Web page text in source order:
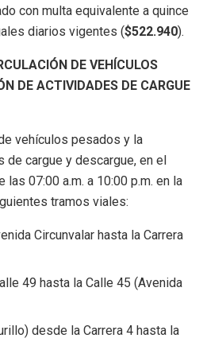
con multa equivalente a quince
diarios vigentes ($522.940).
DE VEHÍCULOS
DE ACTIVIDADES DE CARGUE
vehículos pesados y la
cargue y descargue, en el
07:00 a.m. a 10:00 p.m. en la
tramos viales:
Circunvalar hasta la Carrera
49 hasta la Calle 45 (Avenida
desde la Carrera 4 hasta la